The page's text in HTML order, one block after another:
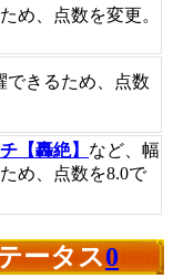
め、点数を変更。
できるため、点数
【轟絶】 など、幅
め、点数を8.0で
ータス0